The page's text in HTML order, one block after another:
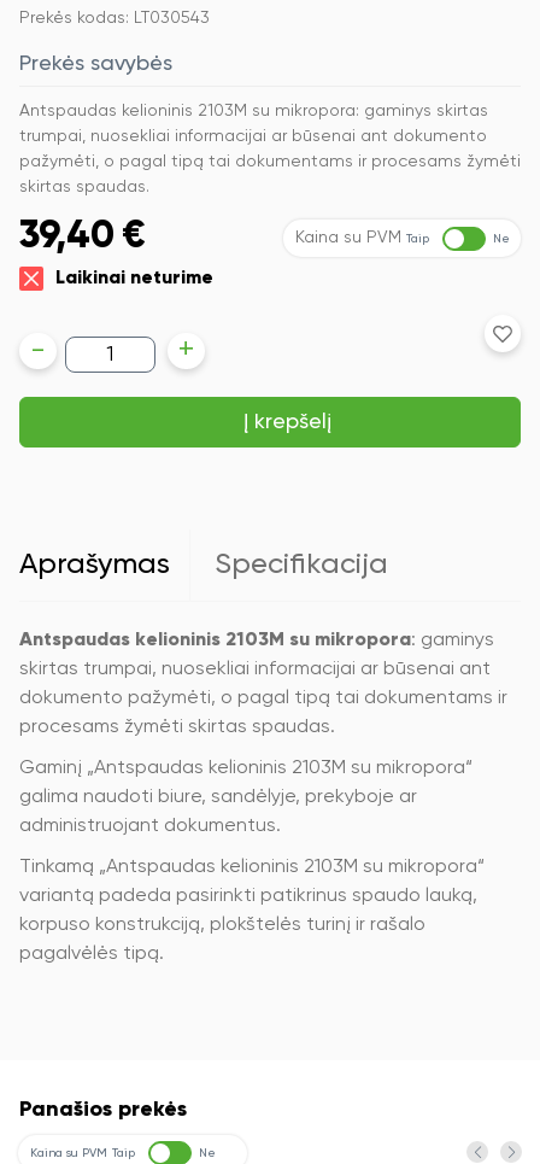
Prekės kodas: LT030543
Prekės savybės
Antspaudas kelioninis 2103M su mikropora: gaminys skirtas
trumpai, nuosekliai informacijai ar būsenai ant dokumento
pažymėti, o pagal tipą tai dokumentams ir procesams žymėti
skirtas spaudas.
39,40 € Kaina su PVM Taip Ne
Laikinai neturime
produkto
kiekis:
Antspaudas
kelioninis
su
- +
Į krepšelį
Aprašymas Specifikacija
Antspaudas kelioninis 2103M su mikropora: gaminys
skirtas trumpai, nuosekliai informacijai ar būsenai ant
dokumento pažymėti, o pagal tipą tai dokumentams ir
procesams žymėti skirtas spaudas.
Gaminį „Antspaudas kelioninis 2103M su mikropora“
galima naudoti biure, sandėlyje, prekyboje ar
administruojant dokumentus.
Tinkamą „Antspaudas kelioninis 2103M su mikropora“
variantą padeda pasirinkti patikrinus spaudo lauką,
korpuso konstrukciją, plokštelės turinį ir rašalo
pagalvėlės tipą.
Panašios prekės
Kaina su PVM Taip Ne